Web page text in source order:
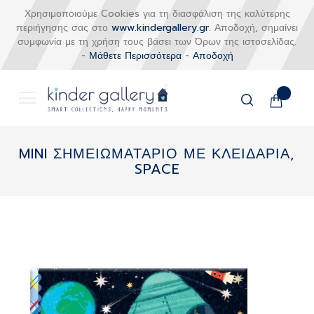
Χρησιμοποιούμε Cookies για τη διασφάλιση της καλύτερης
περιήγησης σας στο www.kindergallery.gr. Αποδοχή, σημαίνει
συμφωνία με τη χρήση τους βάσει των Όρων της ιστοσελίδας.
- Μάθετε Περισσότερα- Αποδοχή
Το
στο
περιεχόμενο
MINI ΣΗΜΕΙΩΜΑΤΑΡΙΟ ΜΕ ΚΛΕΙΔΑΡΙΑ,
SPACE
images